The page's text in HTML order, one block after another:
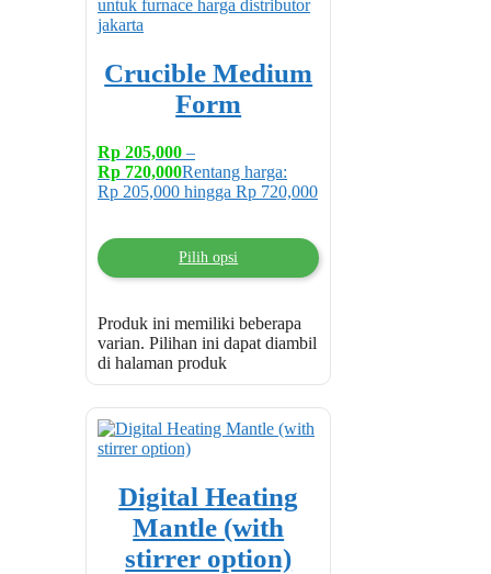
Crucible Medium
Form
Rp 205,000 –
Rp 720,000Rentang harga:
Rp 205,000 hingga Rp 720,000
Pilih opsi
Produk ini memiliki beberapa
varian. Pilihan ini dapat diambil
di halaman produk
Digital Heating
Mantle (with
stirrer option)